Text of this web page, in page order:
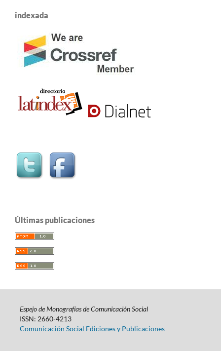
indexada
Últimas publicaciones
Espejo de Monografías de Comunicación Social
ISSN: 2660-4213
Comunicación Social Ediciones y Publicaciones